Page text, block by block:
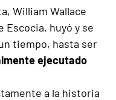
William Wallace
huyó y se
tiempo, hasta ser
ejecutado
a la historia